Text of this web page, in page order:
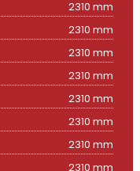
2310 mm
2310 mm
2310 mm
2310 mm
2310 mm
2310 mm
2310 mm
2310 mm